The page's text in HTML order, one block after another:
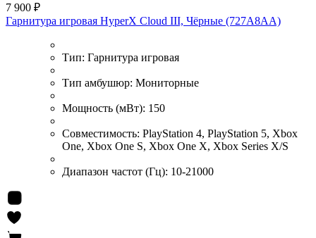
7 900 ₽
Гарнитура игровая HyperX Cloud III, Чёрные (727A8AA)
Тип: Гарнитура игровая
Тип амбушюр: Мониторные
Мощность (мВт): 150
Совместимость: PlayStation 4, PlayStation 5, Xbox
One, Xbox One S, Xbox One X, Xbox Series X/S
Диапазон частот (Гц): 10-21000